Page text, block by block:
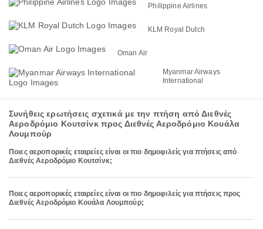
Philippine Airlines
KLM Royal Dutch
Oman Air
Myanmar Airways
International
Συνήθεις ερωτήσεις σχετικά με την πτήση από Διεθνές
Αεροδρόμιο Κουτσίνκ προς Διεθνές Αεροδρόμιο Κουάλα
Λουμπούρ
Ποιες αεροπορικές εταιρείες είναι οι πιο δημοφιλείς για πτήσεις από
Διεθνές Αεροδρόμιο Κουτσίνκ;
Ποιες αεροπορικές εταιρείες είναι οι πιο δημοφιλείς για πτήσεις προς
Διεθνές Αεροδρόμιο Κουάλα Λουμπούρ;